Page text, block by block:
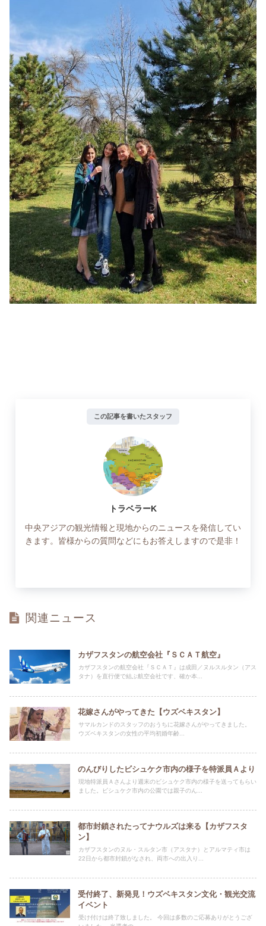
この記事を書いたスタッフ
トラベラーK
中央アジアの観光情報と現地からのニュースを発信してい
きます。皆様からの質問などにもお答えしますので是非！
関連ニュース
カザフスタンの航空会社『ＳＣＡＴ航空』
カザフスタンの航空会社『ＳＣＡＴ』は成田／ヌルスルタン（アス
タナ）を直行便で結ぶ航空会社です、確か本...
花嫁さんがやってきた【ウズベキスタン】
サマルカンドのスタッフのおうちに花嫁さんがやってきました。
ウズベキスタンの女性の平均初婚年齢...
のんびりしたビシュケク市内の様子を特派員Ａより
現地特派員Ａさんより週末のビシュケク市内の様子を送ってもらい
ました。ビシュケク市内の公園では親子のん...
都市封鎖されたってナウルズは来る【カザフスタ
ン】
カザフスタンのヌル・スルタン市（アスタナ）とアルマティ市は
22日から都市封鎖がなされ、両市への出入り...
受付終了、新発見！ウズベキスタン文化・観光交流
イベント
受け付けは終了致しました。 今回は多数のご応募ありがとうござ